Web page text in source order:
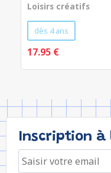
Loisirs créatifs
dès 4 ans
17.95 €
Inscription